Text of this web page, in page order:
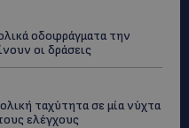
οδοφράγματα την
οι δράσεις
ταχύτητα σε μία νύχτα
ελέγχους